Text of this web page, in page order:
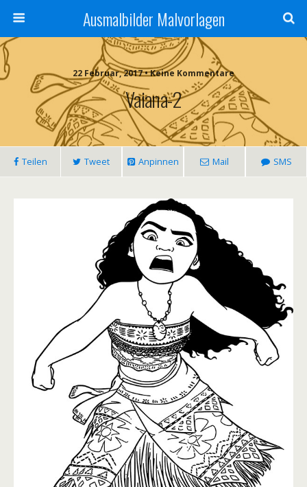
Ausmalbilder Malvorlagen
22 Februar, 2017 • Keine Kommentare
Vaiana-2
Teilen Tweet Anpinnen Mail SMS